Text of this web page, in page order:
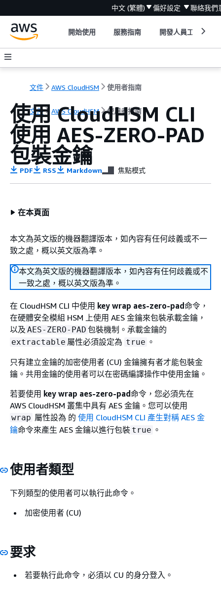
中文 (繁體) 偏好設定 聯絡我們
開始使用 服務指南 開發人員工具
文件 AWS CloudHSM 使用者指南
文件 AWS CloudHSM 使用者指南
使用 CloudHSM CLI
使用 AES-ZERO-PAD
包裝金鑰
PDF RSS Markdown 焦點模式
在本頁面
本文為英文版的機器翻譯版本，如內容有任何歧義或不一
致之處，概以英文版為準。
本文為英文版的機器翻譯版本，如內容有任何歧義或不
一致之處，概以英文版為準。
在 CloudHSM CLI 中使用 key wrap aes-zero-pad命令，
在硬體安全模組 HSM 上使用 AES 金鑰來包裝承載金鑰，
以及 AES-ZERO-PAD 包裝機制。承載金鑰的
extractable 屬性必須設定為 true 。
只有建立金鑰的加密使用者 (CU) 金鑰擁有者才能包裝金
鑰。共用金鑰的使用者可以在密碼編譯操作中使用金鑰。
若要使用 key wrap aes-zero-pad命令，您必須先在
AWS CloudHSM 叢集中具有 AES 金鑰。您可以使用
wrap 屬性設為 的 使用 CloudHSM CLI 產生對稱 AES 金
鑰命令來產生 AES 金鑰以進行包裝 true 。
使用者類型
下列類型的使用者可以執行此命令。
加密使用者 (CU)
要求
若要執行此命令，必須以 CU 的身分登入。